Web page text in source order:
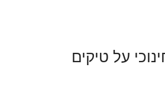
על טיקים